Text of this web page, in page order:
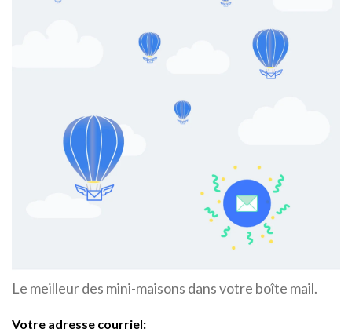
Le meilleur des mini-maisons dans votre boîte mail.
Votre adresse courriel: